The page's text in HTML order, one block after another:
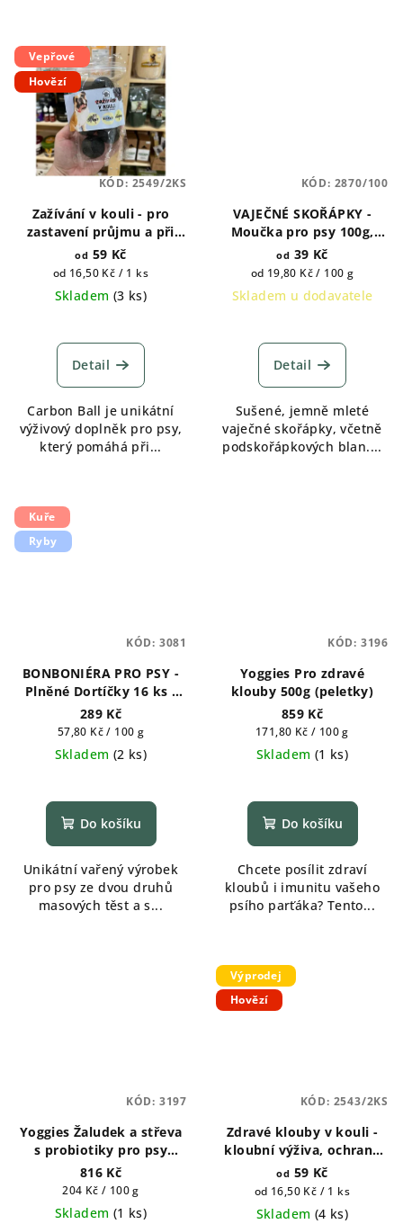
Vepřové
Hovězí
Zažívání v kouli - pro
zastavení průjmu a při
otravě psů 2ks a 6ks
od 59 Kč
Měrná
cena:
od 16,50 Kč / 1 ks
Skladem (3 ks)
Detail
Carbon Ball je unikátní
výživový doplněk pro psy,
který pomáhá při...
KÓD: 2549/2KS
VAJEČNÉ SKOŘÁPKY -
Moučka pro psy 100g,
250g a 500g
od 39 Kč
Měrná
cena:
od 19,80 Kč / 100 g
Skladem u dodavatele
hodnocení
produktu
z
5
hvězdiček.
Detail
Sušené, jemně mleté
vaječné skořápky, včetně
podskořápkových blan....
KÓD: 2870/100
Kuře
Ryby
BONBONIÉRA PRO PSY -
Plněné Dortíčky 16 ks -
500 g
289 Kč
Měrná
cena:
57,80 Kč / 100 g
Skladem (2 ks)
Do košíku
Unikátní vařený výrobek
pro psy ze dvou druhů
masových těst a s...
KÓD: 3081
Yoggies Pro zdravé
klouby 500g (peletky)
859 Kč
Měrná
cena:
171,80 Kč / 100 g
Skladem (1 ks)
Do košíku
Chcete posílit zdraví
kloubů i imunitu vašeho
psího parťáka? Tento...
KÓD: 3196
Yoggies Žaludek a střeva
s probiotiky pro psy
(peletky) 400g
816 Kč
Měrná
cena:
204 Kč / 100 g
Skladem (1 ks)
KÓD: 3197
Výprodej
Hovězí
Zdravé klouby v kouli -
kloubní výživa, ochrana
vazů a šlach 2ks a 6ks
od 59 Kč
Měrná
cena:
od 16,50 Kč / 1 ks
Skladem (4 ks)
KÓD: 2543/2KS